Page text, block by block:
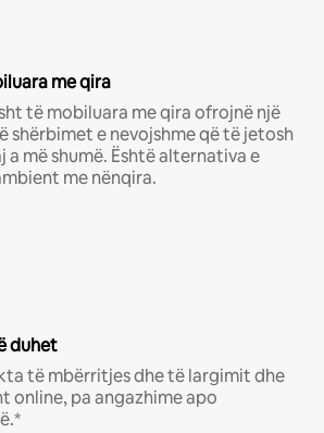
me qira
të mobiluara me qira ofrojnë një
shërbimet e nevojshme që të jetosh
a më shumë. Është alternativa e
me nënqira.
duhet
të mbërritjes dhe të largimit dhe
online, pa angazhime apo